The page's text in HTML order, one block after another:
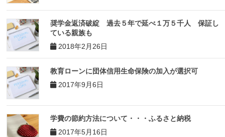
奨学金返済破綻 過去５年で延べ１万５千人 保証し
ている親族も
2018年2月26日
教育ローンに団体信用生命保険の加入が選択可
2017年9月6日
学費の節約方法について・・・ふるさと納税
2017年5月16日